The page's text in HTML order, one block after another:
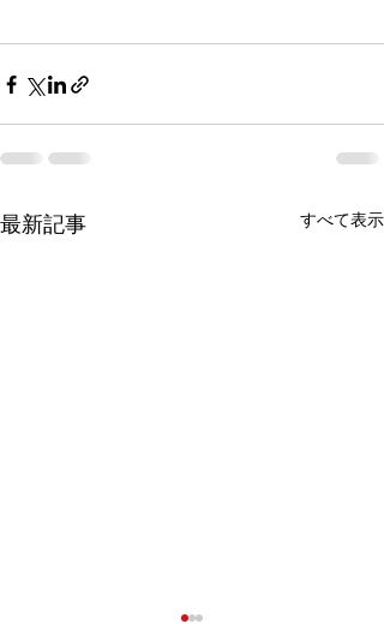
最新記事 すべて表示